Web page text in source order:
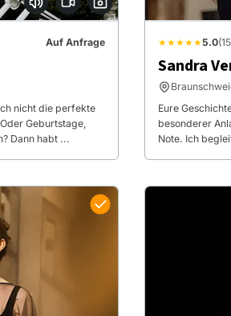
Auf Anfrage
nicht die perfekte
Geburtstage,
Dann habt ...
★★★★★5.0
Sandra
Eure
besonderer
Note. Ich